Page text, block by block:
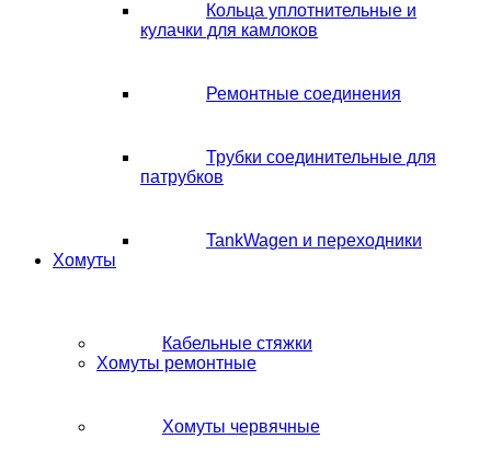
Кольца уплотнительные и
кулачки для камлоков
Ремонтные соединения
Трубки соединительные для
патрубков
TankWagen и переходники
Хомуты
Кабельные стяжки
Хомуты ремонтные
Хомуты червячные